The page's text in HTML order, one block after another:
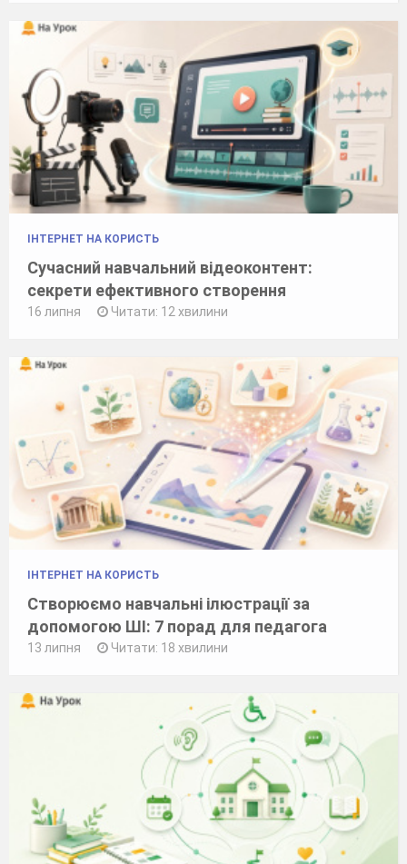
ІНТЕРНЕТ НА КОРИСТЬ
Сучасний навчальний відеоконтент:
секрети ефективного створення
16 липня Читати: 12 хвилини
ІНТЕРНЕТ НА КОРИСТЬ
Створюємо навчальні ілюстрації за
допомогою ШІ: 7 порад для педагога
13 липня Читати: 18 хвилини